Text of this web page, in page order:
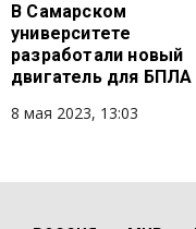
В Самарском
университете
разработали новый
двигатель для БПЛА
8 мая 2023, 13:03